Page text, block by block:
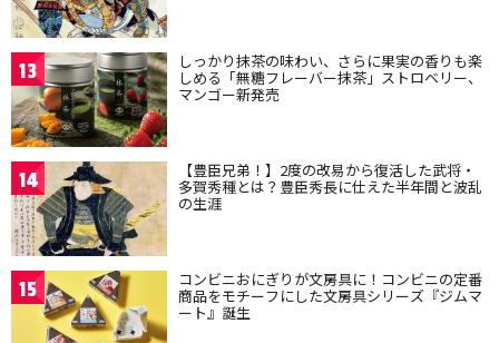
13 しっかり抹茶の味わい、さらに果実の香りも楽
しめる「無糖フレーバー抹茶」ストロベリー、
マンゴー新発売
14 【豊臣兄弟！】2度の改易から復活した武将・
多賀秀種とは？豊臣秀長に仕えた半年間と波乱
の生涯
15 コンビニおにぎりが文房具に！コンビニの定番
商品をモチーフにした文房具シリーズ『ジムマ
ート』誕生